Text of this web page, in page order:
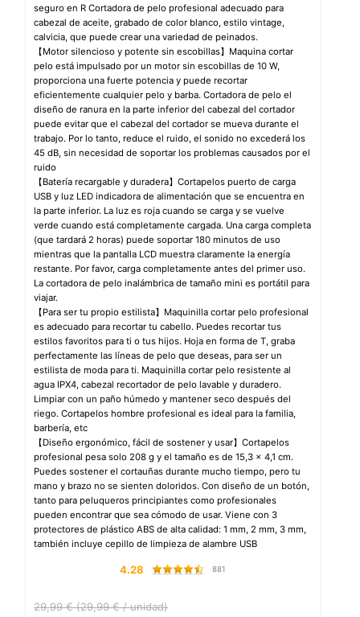
seguro en R Cortadora de pelo profesional adecuado para
cabezal de aceite, grabado de color blanco, estilo vintage,
calvicia, que puede crear una variedad de peinados.
【Motor silencioso y potente sin escobillas】Maquina cortar
pelo está impulsado por un motor sin escobillas de 10 W,
proporciona una fuerte potencia y puede recortar
eficientemente cualquier pelo y barba. Cortadora de pelo el
diseño de ranura en la parte inferior del cabezal del cortador
puede evitar que el cabezal del cortador se mueva durante el
trabajo. Por lo tanto, reduce el ruido, el sonido no excederá los
45 dB, sin necesidad de soportar los problemas causados por el
ruido
【Batería recargable y duradera】Cortapelos puerto de carga
USB y luz LED indicadora de alimentación que se encuentra en
la parte inferior. La luz es roja cuando se carga y se vuelve
verde cuando está completamente cargada. Una carga completa
(que tardará 2 horas) puede soportar 180 minutos de uso
mientras que la pantalla LCD muestra claramente la energía
restante. Por favor, carga completamente antes del primer uso.
La cortadora de pelo inalámbrica de tamaño mini es portátil para
viajar.
【Para ser tu propio estilista】Maquinilla cortar pelo profesional
es adecuado para recortar tu cabello. Puedes recortar tus
estilos favoritos para ti o tus hijos. Hoja en forma de T, graba
perfectamente las líneas de pelo que deseas, para ser un
estilista de moda para ti. Maquinilla cortar pelo resistente al
agua IPX4, cabezal recortador de pelo lavable y duradero.
Limpiar con un paño húmedo y mantener seco después del
riego. Cortapelos hombre profesional es ideal para la familia,
barbería, etc
【Diseño ergonómico, fácil de sostener y usar】Cortapelos
profesional pesa solo 208 g y el tamaño es de 15,3 x 4,1 cm.
Puedes sostener el cortauñas durante mucho tiempo, pero tu
mano y brazo no se sienten doloridos. Con diseño de un botón,
tanto para peluqueros principiantes como profesionales
pueden encontrar que sea cómodo de usar. Viene con 3
protectores de plástico ABS de alta calidad: 1 mm, 2 mm, 3 mm,
también incluye cepillo de limpieza de alambre USB
4.28 881
29,99 € (29,99 € / unidad)